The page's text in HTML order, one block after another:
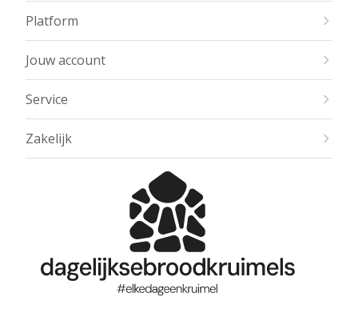
Platform
Jouw account
Service
Zakelijk